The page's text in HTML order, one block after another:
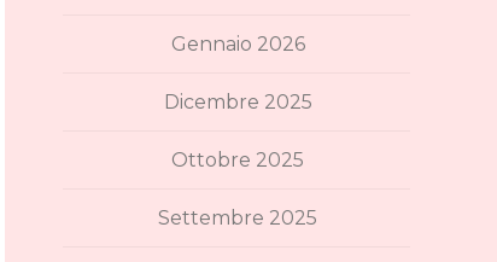
Gennaio 2026
Dicembre 2025
Ottobre 2025
Settembre 2025